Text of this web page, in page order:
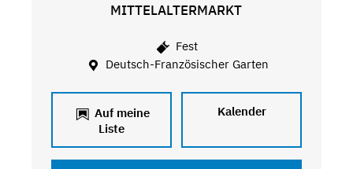
MITTELALTERMARKT
Fest
Deutsch-Französischer Garten
Auf meine
Liste
Kalender